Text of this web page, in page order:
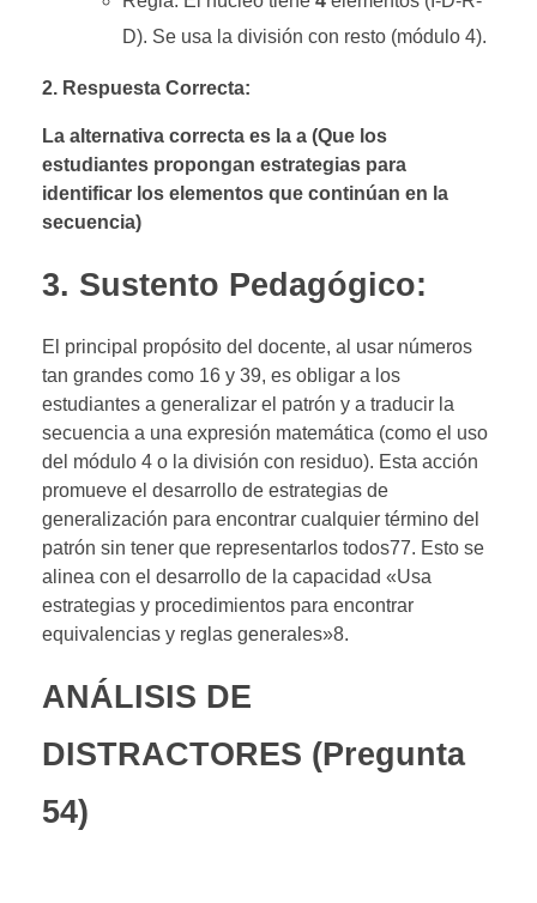
D). Se usa la división con resto (módulo 4).
2. Respuesta Correcta:
La alternativa correcta es la a (Que los
estudiantes propongan estrategias para
identificar los elementos que continúan en la
secuencia)
3. Sustento Pedagógico:
El principal propósito del docente, al usar números
tan grandes como 16 y 39, es obligar a los
estudiantes a generalizar el patrón y a traducir la
secuencia a una expresión matemática (como el uso
del módulo 4 o la división con residuo). Esta acción
promueve el desarrollo de estrategias de
generalización para encontrar cualquier término del
patrón sin tener que representarlos todos77. Esto se
alinea con el desarrollo de la capacidad «Usa
estrategias y procedimientos para encontrar
equivalencias y reglas generales»8.
ANÁLISIS DE
DISTRACTORES (Pregunta
54)